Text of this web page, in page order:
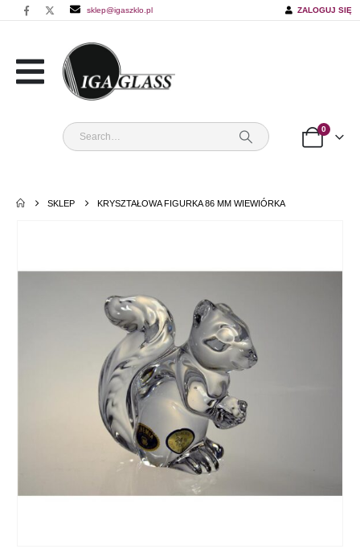
sklep@igaszklo.pl ZALOGUJ SIĘ
0
SKLEP KRYSZTAŁOWA FIGURKA 86 MM WIEWIÓRKA